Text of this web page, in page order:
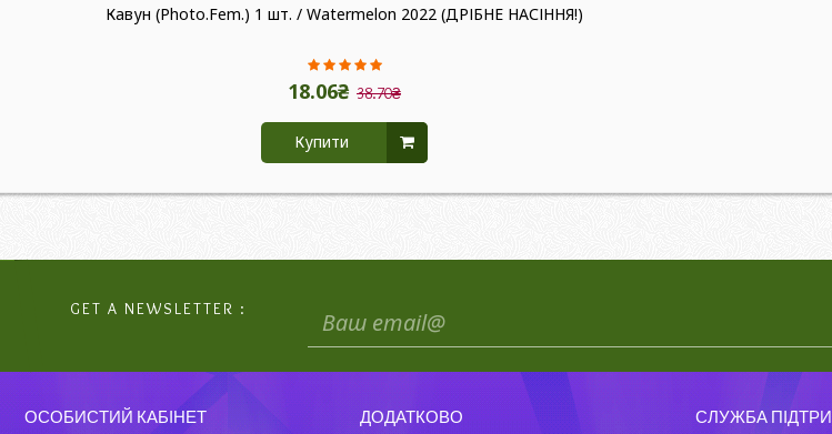
Кавун (Photo.Fem.) 1 шт. / Watermelon 2022 (ДРІБНЕ НАСІННЯ!)
18.06₴ 38.70₴
Купити
GET A NEWSLETTER :
ОСОБИСТИЙ КАБІНЕТ ДОДАТКОВО СЛУЖБА